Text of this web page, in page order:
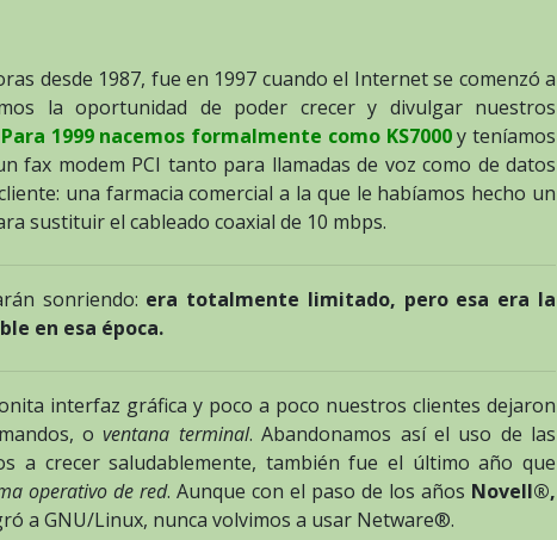
desde 1987, fue en 1997 cuando el Internet se comenzó a
la oportunidad de poder crecer y divulgar nuestros
Para 1999 nacemos formalmente como KS7000y teníamos
fax modem PCI tanto para llamadas de voz como de datos
una farmacia comercial a la que le habíamos hecho un
sustituir el cableado coaxial de 10 mbps.
sonriendo: era totalmente limitado, pero esa era la
en esa época.
interfaz gráfica y poco a poco nuestros clientes dejaron
oventana terminal. Abandonamos así el uso de las
a crecer saludablemente, también fue el último año que
operativo de red. Aunque con el paso de los años Novell®,
a GNU/Linux, nunca volvimos a usar Netware®.